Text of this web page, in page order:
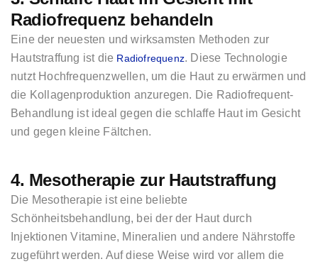
Radiofrequenz behandeln
Eine der neuesten und wirksamsten Methoden zur
Hautstraffung ist die Radiofrequenz. Diese Technologie
nutzt Hochfrequenzwellen, um die Haut zu erwärmen und
die Kollagenproduktion anzuregen. Die Radiofrequent-
Behandlung ist ideal gegen die schlaffe Haut im Gesicht
und gegen kleine Fältchen.
4. Mesotherapie zur Hautstraffung
Die Mesotherapie ist eine beliebte
Schönheitsbehandlung, bei der der Haut durch
Injektionen Vitamine, Mineralien und andere Nährstoffe
zugeführt werden. Auf diese Weise wird vor allem die